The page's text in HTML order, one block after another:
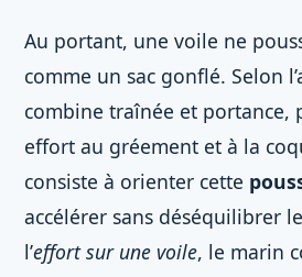
Au portant, une voile ne
comme un sac gonflé. Selon
combine traînée et portance,
effort au gréement et à la
consiste à orienter cette
accélérer sans déséquilibrer
l’effort sur une voile, le marin